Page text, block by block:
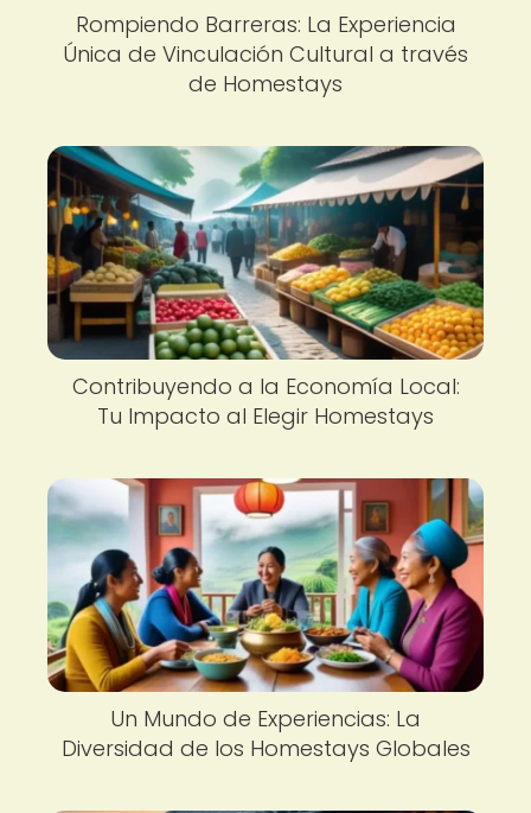
Rompiendo Barreras: La Experiencia
Única de Vinculación Cultural a través
de Homestays
Contribuyendo a la Economía Local:
Tu Impacto al Elegir Homestays
Un Mundo de Experiencias: La
Diversidad de los Homestays Globales